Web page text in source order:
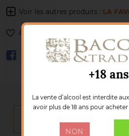
Voir les autres produits : LA
Ajouter à ma liste de souhaits
DÉTAILS DU
+18 ans
La vente d’alcool est interdite
avoir plus de 18 ans pour
NON